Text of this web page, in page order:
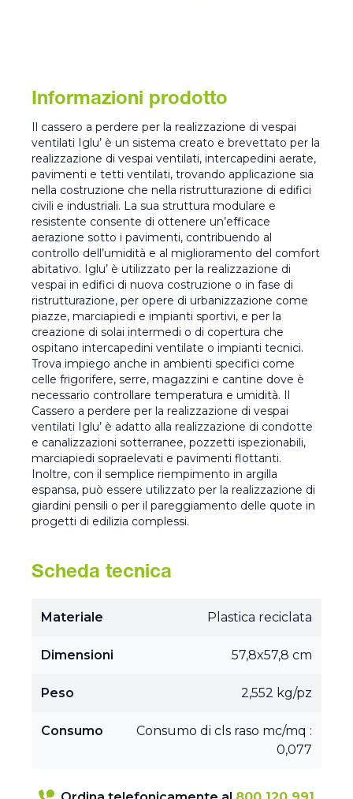
Informazioni prodotto
Il cassero a perdere per la realizzazione di vespai
ventilati Iglu’ è un sistema creato e brevettato per la
realizzazione di vespai ventilati, intercapedini aerate,
pavimenti e tetti ventilati, trovando applicazione sia
nella costruzione che nella ristrutturazione di edifici
civili e industriali. La sua struttura modulare e
resistente consente di ottenere un’efficace
aerazione sotto i pavimenti, contribuendo al
controllo dell’umidità e al miglioramento del comfort
abitativo. Iglu’ è utilizzato per la realizzazione di
vespai in edifici di nuova costruzione o in fase di
ristrutturazione, per opere di urbanizzazione come
piazze, marciapiedi e impianti sportivi, e per la
creazione di solai intermedi o di copertura che
ospitano intercapedini ventilate o impianti tecnici.
Trova impiego anche in ambienti specifici come
celle frigorifere, serre, magazzini e cantine dove è
necessario controllare temperatura e umidità. Il
Cassero a perdere per la realizzazione di vespai
ventilati Iglu’ è adatto alla realizzazione di condotte
e canalizzazioni sotterranee, pozzetti ispezionabili,
marciapiedi sopraelevati e pavimenti flottanti.
Inoltre, con il semplice riempimento in argilla
espansa, può essere utilizzato per la realizzazione di
giardini pensili o per il pareggiamento delle quote in
progetti di edilizia complessi.
Scheda tecnica
Materiale Plastica reciclata
Dimensioni 57,8x57,8 cm
Peso 2,552 kg/pz
Consumo
Consumo di cls raso mc/mq :
0,077